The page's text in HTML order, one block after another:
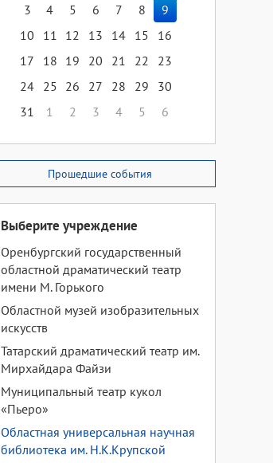
3
4 5 6 7 8
9
10
11 12 13 14 15
16
17
18 19 20 21 22
23
24 25 26 27 28 29
30
31
1 2 3 4 5 6
Прошедшие события
Выберите учреждение
Оренбургский государственный
областной драматический театр
имени М. Горького
Областной музей изобразительных
искусств
Татарский драматический театр им.
Мирхайдара Файзи
Муниципальный театр кукол
«Пьеро»
Областная универсальная научная
библиотека им. Н.К.Крупской